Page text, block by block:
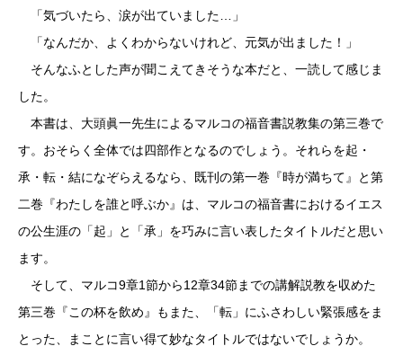
「気づいたら、涙が出ていました…」
「なんだか、よくわからないけれど、元気が出ました！」
そんなふとした声が聞こえてきそうな本だと、一読して感じま
した。
本書は、大頭眞一先生によるマルコの福音書説教集の第三巻で
す。おそらく全体では四部作となるのでしょう。それらを起・
承・転・結になぞらえるなら、既刊の第一巻『時が満ちて』と第
二巻『わたしを誰と呼ぶか』は、マルコの福音書におけるイエス
の公生涯の「起」と「承」を巧みに言い表したタイトルだと思い
ます。
そして、マルコ9章1節から12章34節までの講解説教を収めた
第三巻『この杯を飲め』もまた、「転」にふさわしい緊張感をま
とった、まことに言い得て妙なタイトルではないでしょうか。